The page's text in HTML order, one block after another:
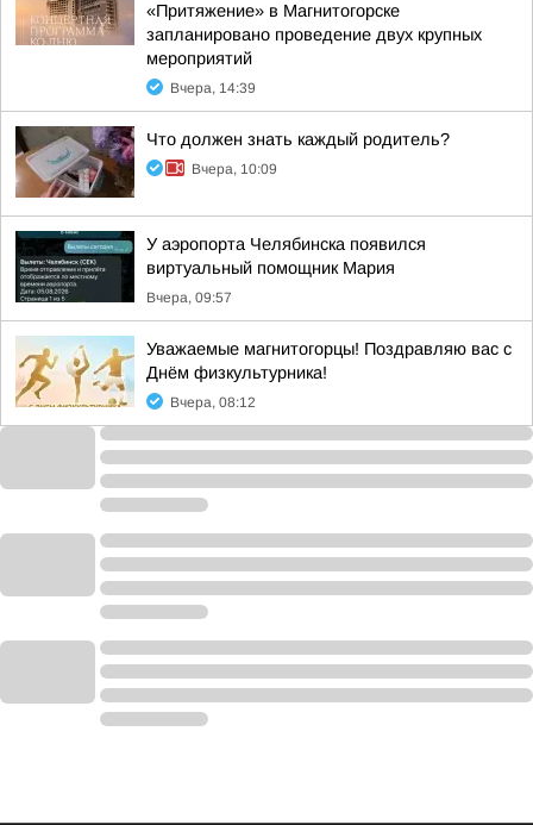
«Притяжение» в Магнитогорске
запланировано проведение двух крупных
мероприятий
Вчера, 14:39
Что должен знать каждый родитель?
Вчера, 10:09
У аэропорта Челябинска появился
виртуальный помощник Мария
Вчера, 09:57
Уважаемые магнитогорцы! Поздравляю вас с
Днём физкультурника!
Вчера, 08:12